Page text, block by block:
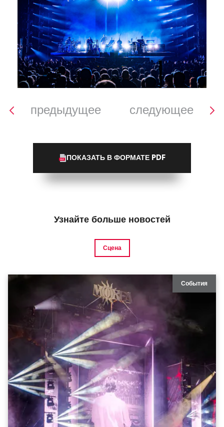
предыдущее следующее
ПОКАЗАТЬ В ФОРМАТЕ PDF
Узнайте больше новостей
Сцена
События